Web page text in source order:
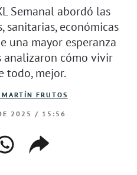
Semanal abordó las
sanitarias, económicas
una mayor esperanza
analizaron cómo vivir
todo, mejor.
FRUTOS
2025 / 15:56
compartir
enlace